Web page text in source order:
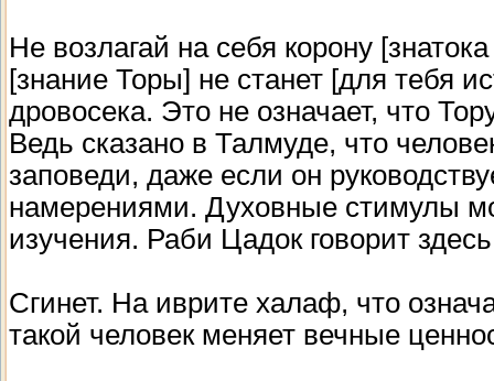
Не возлагай на себя корону
[знание Торы] не станет [для тебя
дровосека. Это не означает, что
Ведь сказано в Талмуде, что
заповеди, даже если он
намерениями. Духовные стимулы
изучения. Раби Цадок говорит
Сгинет. На иврите халаф, что
такой человек меняет вечные